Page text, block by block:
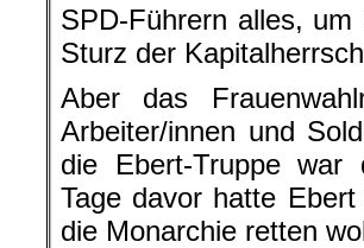
SPD-Führern alles,
Sturz der
Aber das
Arbeiter/innen und
die Ebert-Truppe war
Tage davor hatte
die Monarchie retten